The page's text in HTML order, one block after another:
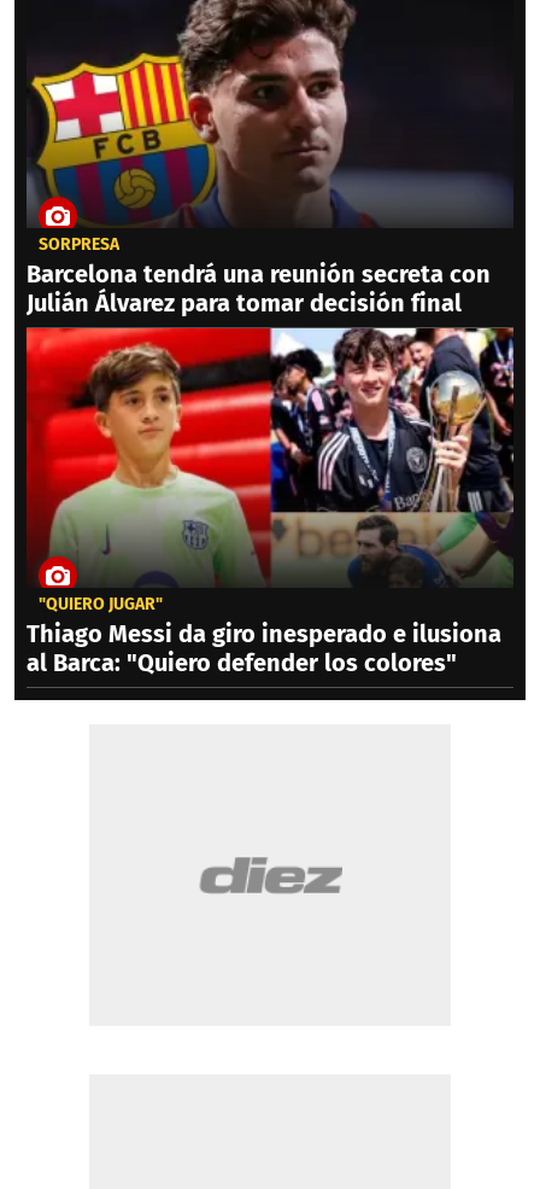
SORPRESA
Barcelona tendrá una reunión secreta con
Julián Álvarez para tomar decisión final
"QUIERO JUGAR"
Thiago Messi da giro inesperado e ilusiona
al Barca: "Quiero defender los colores"